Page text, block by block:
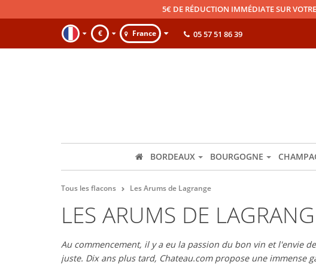
5€ DE RÉDUCTION IMMÉDIATE SUR
€ France 05 57 51 86 39
BORDEAUX BOURGOGNE
Tous les flacons Les Arums de Lagrange
LES ARUMS DE
Au commencement, il y a eu la passion du bon vin et l'envie
juste. Dix ans plus tard, Chateau.com propose une immense